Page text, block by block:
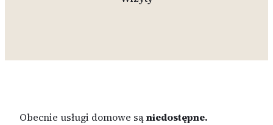
Obecnie usługi domowe sąniedostępne.